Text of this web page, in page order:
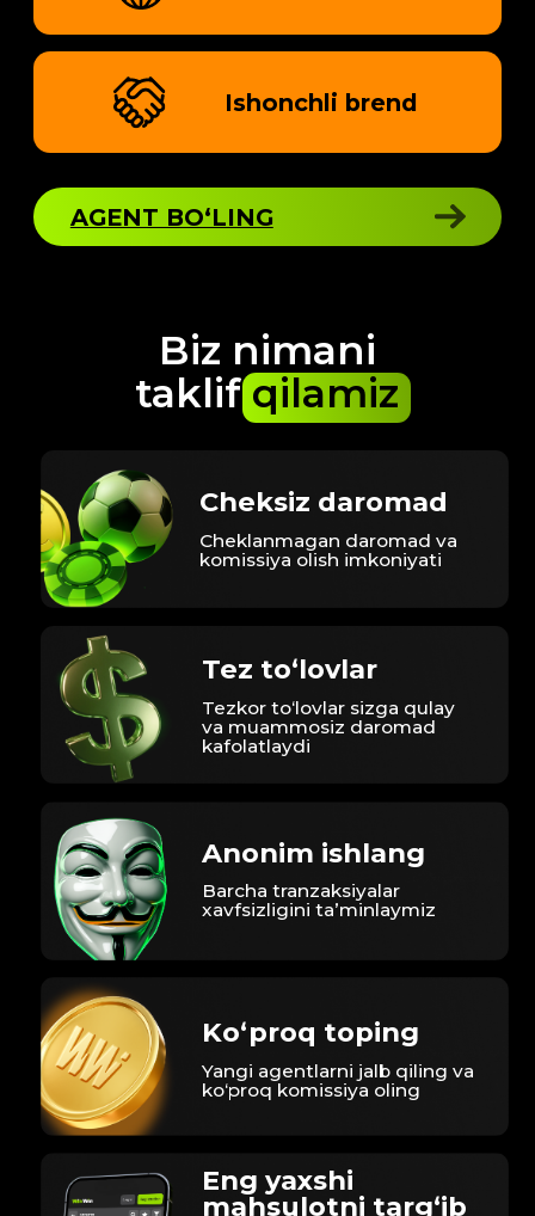
xavfsizligini ta’minlaymiz
AGENT BO‘LING
Ko‘proq toping
Yangi agentlarni jalb qiling va
Eng yaxshi
mahsulotni targ‘ib
Qo‘llab-quvvatlovchi
menejer
Jarayonlarni sozlashda yordam
beradigan shaxsiy menejer